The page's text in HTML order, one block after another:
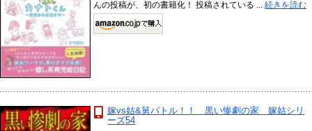
んの投稿が、初の書籍化！ 投稿されている ...続きを読む
嫁vs姑&舅バトル！！ 黒い惨劇の家 嫁姑シリ
ーズ54